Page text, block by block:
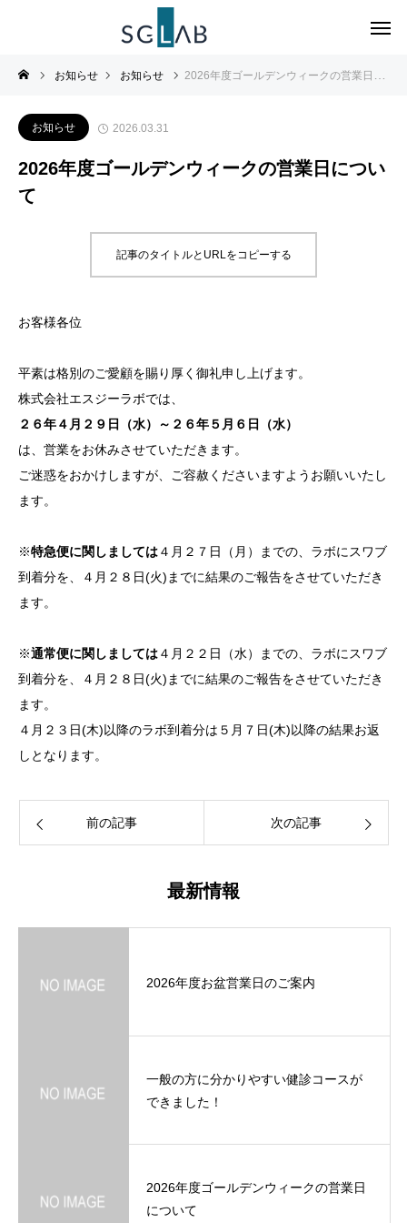
お知らせ お知らせ 2026年度ゴールデンウィークの営業日について
お知らせ 2026.03.31
2026年度ゴールデンウィークの営業日につい
て
記事のタイトルとURLをコピーする
お客様各位
平素は格別のご愛顧を賜り厚く御礼申し上げます。
株式会社エスジーラボでは、
２６年４月２９日（水）～２６年５月６日（水）
は、営業をお休みさせていただきます。
ご迷惑をおかけしますが、ご容赦くださいますようお願いいたし
ます。
※特急便に関しましては４月２７日（月）までの、ラボにスワブ
到着分を、４月２８日(火)までに結果のご報告をさせていただき
ます。
※通常便に関しましては４月２２日（水）までの、ラボにスワブ
到着分を、４月２８日(火)までに結果のご報告をさせていただき
ます。
４月２３日(木)以降のラボ到着分は５月７日(木)以降の結果お返
しとなります。
前の記事 次の記事
最新情報
2026年度お盆営業日のご案内
一般の方に分かりやすい健診コースが
できました！
2026年度ゴールデンウィークの営業日
について